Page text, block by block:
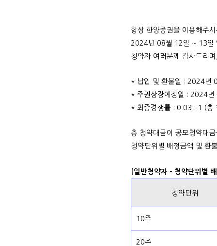
항상 한양증권을 이용해주
2024년 08월 12일 ~ 13일
청약자 여러분께 감사드리
* 납입 및 환불일 : 2024년
* 주권상장예정일 : 2024
* 최종경쟁률 : 0.03 : 1 (총
총 청약대금이 공모청약대
청약단위별 배정금액 및 환
[일반청약자 - 청약단위별
청약단위
10주
20주